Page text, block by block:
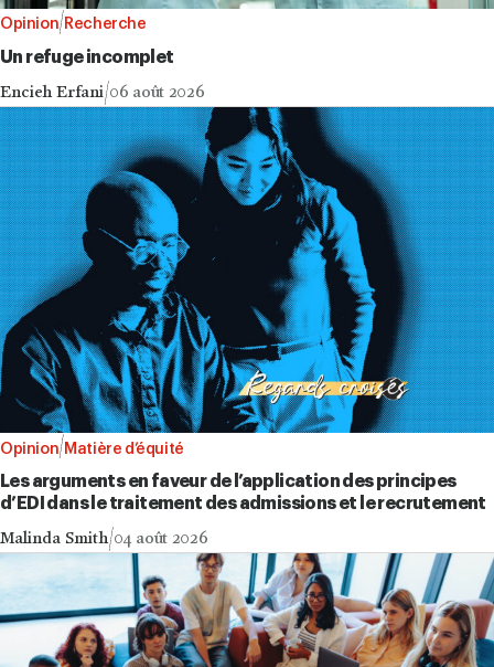
Opinion Recherche
Un refuge incomplet
Encieh Erfani 06 août 2026
Opinion Matière d’équité
Les arguments en faveur de l’application des principes
d’EDI dans le traitement des admissions et le recrutement
Malinda Smith 04 août 2026